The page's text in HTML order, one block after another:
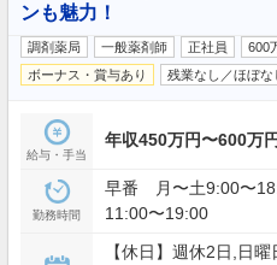
ンも魅力！
調剤薬局 一般薬剤師 正社員 600
ボーナス・賞与あり
残業なし／ほぼな
給与・手当
年収450万円〜600万
勤務時間
早番 月〜土9:00〜
11:00〜19:00
【休日】週休2日,日